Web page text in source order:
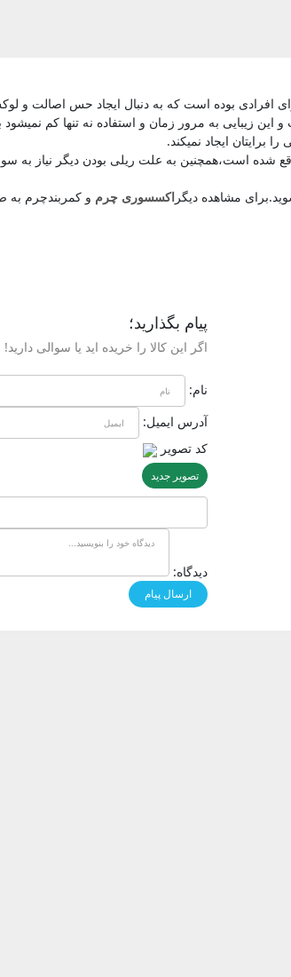
افرادی بوده است که به دنبال ایجاد حس اصالت و
زیبایی به مرور زمان و استفاده نه تنها کم
برایتان ایجاد نمیکند.
است،همچنین به علت ریلی بودن دیگر نیاز به
مشاهده دیگر اکسسوری چرم و کمربندچرم به
پیام بگذارید؛
اگر این کالا را خریده اید یا سوالی دارید!
نام:
آدرس ایمیل:
کد تصویر
تصویر جدید
دیدگاه: